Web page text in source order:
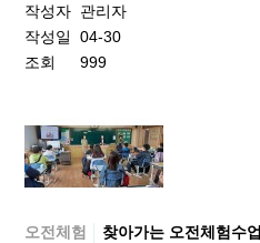
작성자 관리자
작성일
04-30
조회
999
오전체험
찾아가는 오전체험수업